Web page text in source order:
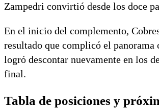
Zampedri convirtió desde los doce
En el inicio del complemento,
resultado que complicó el
logró descontar nuevamente en los
final.
Tabla de posiciones y